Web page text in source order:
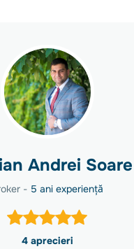
Andrei Soare
- 5 ani experiență
4 aprecieri